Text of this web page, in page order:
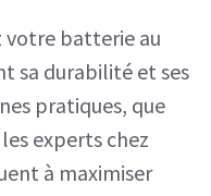
votre batterie au
sa durabilité et ses
pratiques, que
experts chez
à maximiser